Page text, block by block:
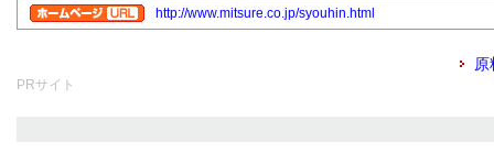
http://www.mitsure.co.jp/syouhin.html
PRサイト